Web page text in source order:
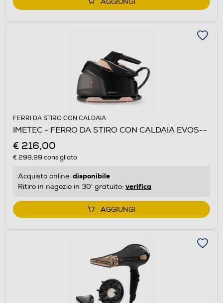
FERRI DA STIRO CON CALDAIA
IMETEC - FERRO DA STIRO CON CALDAIA EVOS--
€ 216,00
€ 299,99 consigliato
Acquisto online: disponibile
Ritiro in negozio in 30' gratuito: verifica
AGGIUNGI